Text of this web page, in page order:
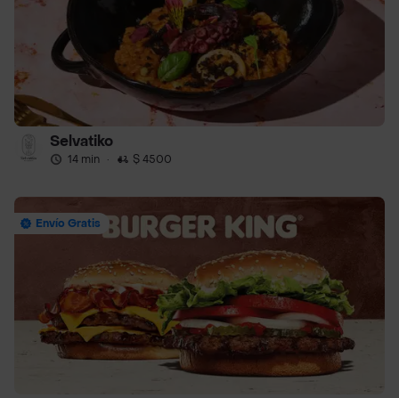
Selvatiko
14 min · $ 4500
Envío Gratis